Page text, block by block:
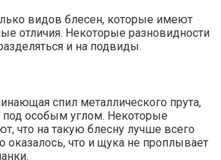
видов блесен, которые имеют
отличия. Некоторые разновидности
и на подвиды.
спил металлического прута,
под особым углом. Некоторые
что на такую блесну лучше всего
оказалось, что и щука не проплывает